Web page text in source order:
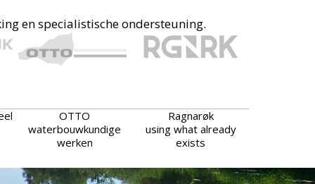
en specialistische ondersteuning.
OTTO
waterbouwkundige
werken
Ragnarøk
using what already
exists